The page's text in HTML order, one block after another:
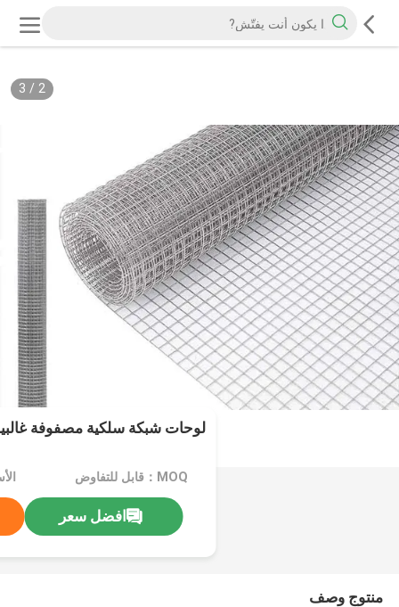
2
/
3
لوحات شبكة سلكية مصفوفة غالبية 14
MOQ：قابل للتفاوض
افضل سعر
منتوج وصف